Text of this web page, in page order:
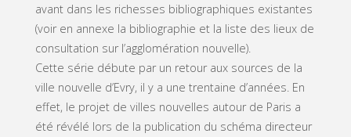
avant dans les richesses bibliographiques existantes
(voir en annexe la bibliographie et la liste des lieux de
consultation sur l’agglomération nouvelle).
Cette série débute par un retour aux sources de la
ville nouvelle d’Evry, il y a une trentaine d’années. En
effet, le projet de villes nouvelles autour de Paris a
été révélé lors de la publication du schéma directeur